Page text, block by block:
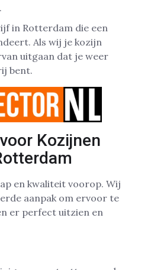
in Rotterdam die een
Als wij je kozijn
uitgaan dat je weer
bent.
Kozijnen
en kwaliteit voorop. Wij
aanpak om ervoor te
er perfect uitzien en